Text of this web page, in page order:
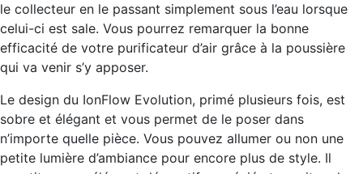
le collecteur en le passant simplement sous l’eau lorsque
celui-ci est sale. Vous pourrez remarquer la bonne
efficacité de votre purificateur d’air grâce à la poussière
qui va venir s’y apposer.
Le design du IonFlow Evolution, primé plusieurs fois, est
sobre et élégant et vous permet de le poser dans
n’importe quelle pièce. Vous pouvez allumer ou non une
petite lumière d’ambiance pour encore plus de style. Il